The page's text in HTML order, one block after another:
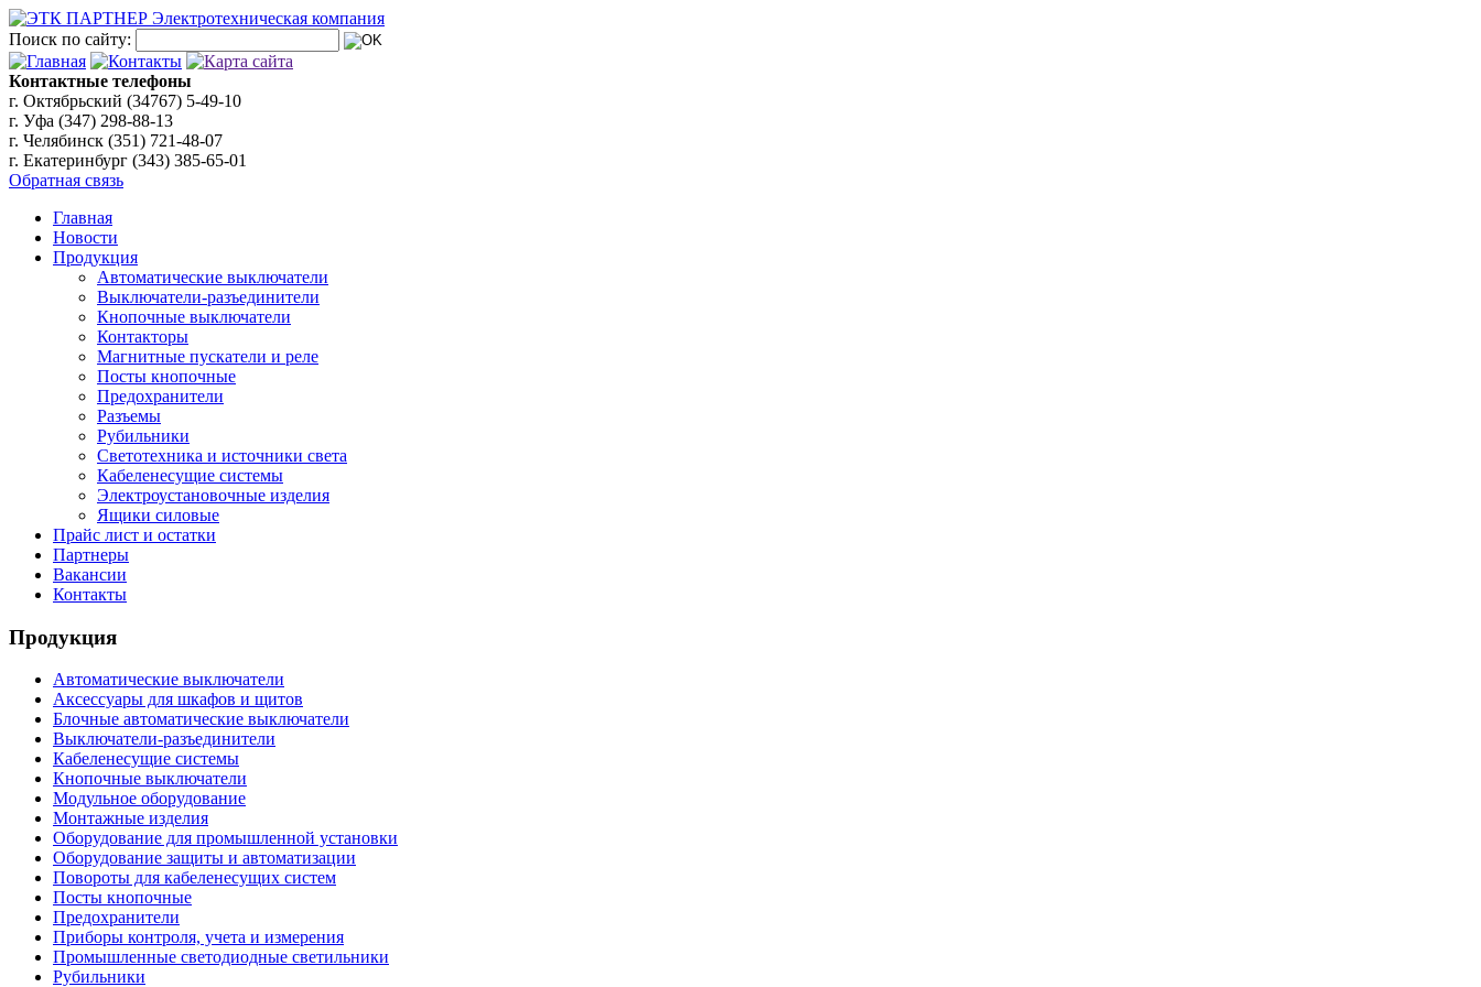
Поиск по сайту:
Контактные телефоны
г. Октябрьский (34767) 5-49-10
г. Уфа (347) 298-88-13
г. Челябинск (351) 721-48-07
г. Екатеринбург (343) 385-65-01
Обратная связь
Главная
Новости
Продукция
Автоматические выключатели
Выключатели-разъединители
Кнопочные выключатели
Контакторы
Магнитные пускатели и реле
Посты кнопочные
Предохранители
Разъемы
Рубильники
Светотехника и источники света
Кабеленесущие системы
Электроустановочные изделия
Ящики силовые
Прайс лист и остатки
Партнеры
Вакансии
Контакты
Продукция
Автоматические выключатели
Аксессуары для шкафов и щитов
Блочные автоматические выключатели
Выключатели-разъединители
Кабеленесущие системы
Кнопочные выключатели
Модульное оборудование
Монтажные изделия
Оборудование для промышленной установки
Оборудование защиты и автоматизации
Повороты для кабеленесущих систем
Посты кнопочные
Предохранители
Приборы контроля, учета и измерения
Промышленные светодиодные светильники
Рубильники